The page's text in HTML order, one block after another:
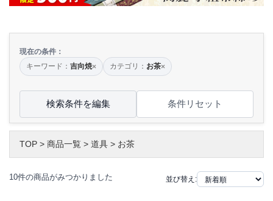
現在の条件：
キーワード： 吉向焼× カテゴリ： お茶×
検索条件を編集 条件リセット
TOP > 商品一覧 > 道具 > お茶
10件の商品がみつかりました 並び替え: